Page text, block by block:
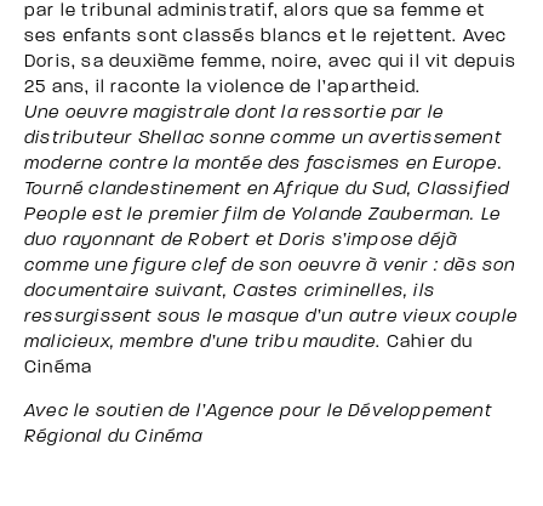
par le tribunal administratif, alors que sa femme et
ses enfants sont classés blancs et le rejettent. Avec
Doris, sa deuxième femme, noire, avec qui il vit depuis
25 ans, il raconte la violence de l’apartheid.
Une oeuvre magistrale dont la ressortie par le
distributeur Shellac sonne comme un avertissement
moderne contre la montée des fascismes en Europe.
Tourné clandestinement en Afrique du Sud, Classified
People est le premier film de Yolande Zauberman. Le
duo rayonnant de Robert et Doris s’impose déjà
comme une figure clef de son oeuvre à venir : dès son
documentaire suivant, Castes criminelles, ils
ressurgissent sous le masque d’un autre vieux couple
malicieux, membre d’une tribu maudite. Cahier du
Cinéma
Avec le soutien de l’Agence pour le Développement
Régional du Cinéma